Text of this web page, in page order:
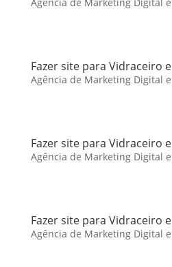
Fazer site para Vidraceiro
Agência de Marketing Digital
Fazer site para Vidraceiro
Agência de Marketing Digital
Fazer site para Vidraceiro
Agência de Marketing Digital